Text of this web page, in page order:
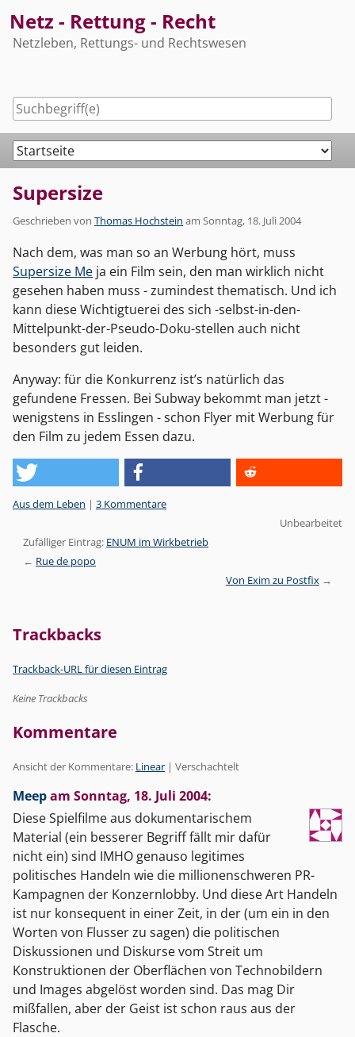
to
content
Netz - Rettung - Recht
Netzleben, Rettungs- und Rechtswesen
Navigation
Supersize
Geschrieben von Thomas Hochstein am Sonntag, 18. Juli 2004
Nach dem, was man so an Werbung hört, muss
Supersize Me ja ein Film sein, den man wirklich nicht
gesehen haben muss - zumindest thematisch. Und ich
kann diese Wichtigtuerei des sich -selbst-in-den-
Mittelpunkt-der-Pseudo-Doku-stellen auch nicht
besonders gut leiden.
Anyway: für die Konkurrenz ist’s natürlich das
gefundene Fressen. Bei Subway bekommt man jetzt -
wenigstens in Esslingen - schon Flyer mit Werbung für
den Film zu jedem Essen dazu.
Kategorien:
Aus dem Leben | 3 Kommentare
Unbearbeitet
Zufälliger Eintrag: ENUM im Wirkbetrieb
Rue de popo
Von Exim zu Postfix
Trackbacks
Trackback-URL für diesen Eintrag
Keine Trackbacks
Kommentare
Ansicht der Kommentare: Linear | Verschachtelt
Meepam Sonntag, 18. Juli 2004:
Diese Spielfilme aus dokumentarischem
Material (ein besserer Begriff fällt mir dafür
nicht ein) sind IMHO genauso legitimes
politisches Handeln wie die millionenschweren PR-
Kampagnen der Konzernlobby. Und diese Art Handeln
ist nur konsequent in einer Zeit, in der (um ein in den
Worten von Flusser zu sagen) die politischen
Diskussionen und Diskurse vom Streit um
Konstruktionen der Oberflächen von Technobildern
und Images abgelöst worden sind. Das mag Dir
mißfallen, aber der Geist ist schon raus aus der
Flasche.